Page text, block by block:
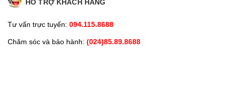
HỖ TRỢ KHÁCH HÀNG
Tư vấn trực tuyến: 094.115.8688
Chăm sóc và bảo hành: (024)85.89.8688